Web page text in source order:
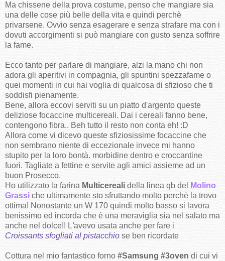
Ma chissene della prova costume, penso che mangiare sia
una delle cose più belle della vita e quindi perchè
privarsene. Ovvio senza esagerare e senza strafare ma con i
dovuti accorgimenti si può mangiare con gusto senza soffrire
la fame.
Ecco tanto per parlare di mangiare, alzi la mano chi non
adora gli aperitivi in compagnia, gli spuntini spezzafame o
quei momenti in cui hai voglia di qualcosa di sfizioso che ti
soddisfi pienamente.
Bene, allora eccovi serviti su un piatto d'argento queste
deliziose focaccine multicereali. Dai i cereali fanno bene,
contengono fibra.. Beh tutto il resto non conta eh! :D
Allora come vi dicevo queste sfiziosissime focaccine che
non sembrano niente di eccezionale invece mi hanno
stupito per la loro bontà. morbidine dentro e croccantine
fuori. Tagliate a fettine e servite agli amici assieme ad un
buon Prosecco.
Ho utilizzato la farina Multicereali della linea qb del
Molino
Grassi che ultimamente sto sfruttando molto perchè la trovo
ottima! Nonostante un W 170 quindi molto basso si lavora
benissimo ed incorda che è una meraviglia sia nel salato ma
anche nel dolce!! L'avevo usata anche per fare i
Croissants sfogliati al pistacchio se ben ricordate
Cottura nel mio fantastico forno #Samsung #3oven di cui vi